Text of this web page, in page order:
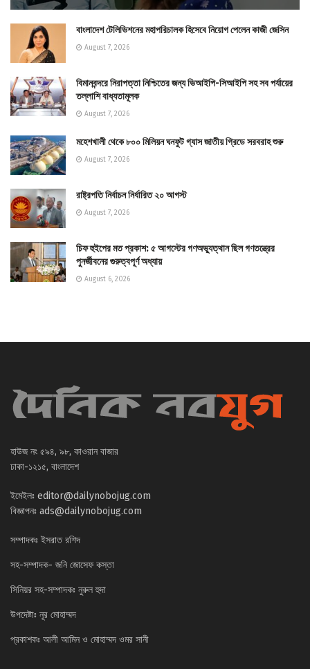
বাংলাদেশ টেলিভিশনের মহাপরিচালক হিসেবে নিয়োগ পেলেন কাজী জেসিন
August 7, 2026
বিমানবন্দরে নিরাপত্তা নিশ্চিতের জন্য ভিআইপি-সিআইপি সহ সব পর্যায়ের
তল্লাশি বাধ্যতামূলক
August 7, 2026
মহেশখালী থেকে ৮০০ মিলিয়ন ঘনফুট গ্যাস জাতীয় গ্রিডে সরবরাহ শুরু
August 7, 2026
রাষ্ট্রপতি নির্বাচন নির্ধারিত ২০ আগস্ট
August 7, 2026
চিফ হুইপের মত প্রকাশ: ৫ আগস্টের গণঅভ্যুত্থান ছিল গণতন্ত্রের
পুনর্জীবনের গুরুত্বপূর্ণ অধ্যায়
August 6, 2026
হাউজ নং ৫৯৪, ৯৮, কাওরান বাজার
ঢাকা-১২১৫, বাংলাদেশ
ইমেইলঃ editor@dailynobojug.com
বিজ্ঞাপনঃ ads@dailynobojug.com
সম্পাদকঃ ইসরাত রশিদ
সহ-সম্পাদক- জনি জোসেফ কস্তা
সিনিয়র সহ-সম্পাদকঃ নুরুল হুদা
উপদেষ্টাঃ নূর মোহাম্মদ
প্রকাশকঃ আলী আমিন ও মোহাম্মদ ওমর সানী